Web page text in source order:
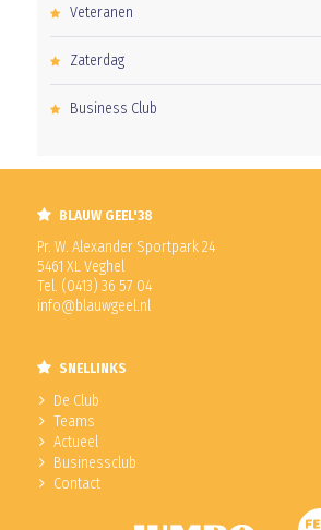
Veteranen
Zaterdag
Business Club
BLAUW GEEL'38
Pr. W. Alexander Sportpark 24
5461 XL Veghel
Tel. (0413) 36 57 04
info@blauwgeel.nl
SNELLINKS
De Club
Teams
Actueel
Businessclub
Contact